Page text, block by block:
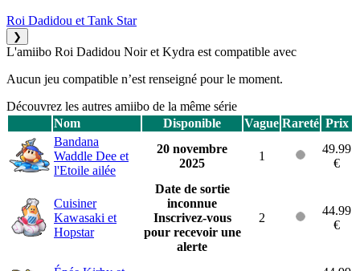
Roi Dadidou et Tank Star
❯
L'amiibo Roi Dadidou Noir et Kydra est compatible avec
Aucun jeu compatible n’est renseigné pour le moment.
Découvrez les autres amiibo de la même série
Nom
Disponible Vague Rareté Prix
Bandana
Waddle Dee et
l'Etoile ailée
20 novembre
2025
1
49.99
€
Cuisiner
Kawasaki et
Hopstar
Date de sortie
inconnue
Inscrivez-vous
pour recevoir une
alerte
2
44.99
€